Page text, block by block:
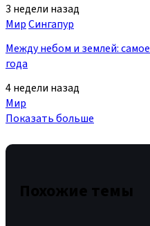
3 недели назад
МирСингапур
Между небом и землей:
года
4 недели назад
Мир
Показать больше
Похожие темы